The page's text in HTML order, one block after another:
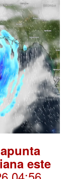
este